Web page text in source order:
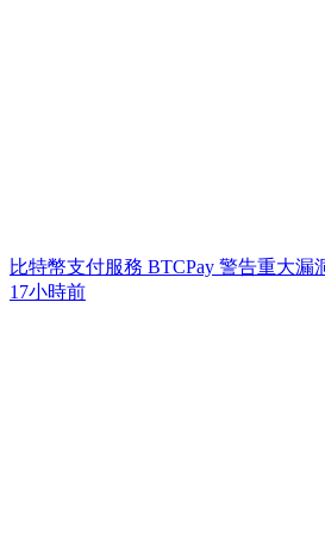
比特幣支付服務 BTCPay 警告重大漏
17小時前